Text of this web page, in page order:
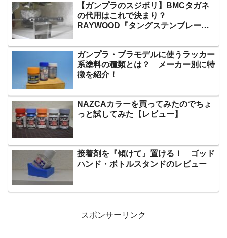
【ガンプラのスジボリ】BMCタガネ
の代用はこれで決まり？
RAYWOOD『タングステンブレード
ガンプラ・プラモデルに使うラッカー
系塗料の種類とは？ メーカー別に特
徴を紹介！
NAZCAカラーを買ってみたのでちょ
っと試してみた【レビュー】
接着剤を『傾けて』置ける！ ゴッド
ハンド・ボトルスタンドのレビュー
スポンサーリンク